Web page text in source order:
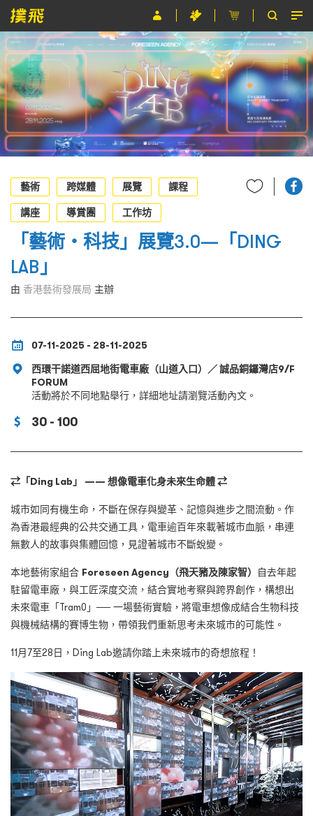
節目
主辦單位
關於撲飛
條款及細則
EN
藝術
跨媒體 展覽 課程
講座 導賞團 工作坊
「藝術‧科技」展覽3.0—「DING
LAB」
由 香港藝術發展局 主辦
07-11-2025 - 28-11-2025
西環干諾道西屈地街電車廠（山道入口）／ 誠品銅鑼灣店9/F
FORUM
活動將於不同地點舉行，詳細地址請瀏覽活動內文。
30 - 100
⇄「Ding Lab」 —— 想像電車化身未來生命體 ⇄
城市如同有機生命，不斷在保存與變革、記憶與進步之間流動。作
為香港最經典的公共交通工具，電車逾百年來載著城市血脈，串連
無數人的故事與集體回憶，見證著城市不斷蛻變。
本地藝術家組合 Foreseen Agency（飛天豬及陳家智）
自去年起
駐留電車廠，與工匠深度交流，結合實地考察與跨界創作，構想出
未來電車「Tram0」── 一場藝術實驗，將電車想像成結合生物科技
與機械結構的賽博生物，帶領我們重新思考未來城市的可能性。
11月7至28日，Ding Lab邀請你踏上未來城市的奇想旅程！